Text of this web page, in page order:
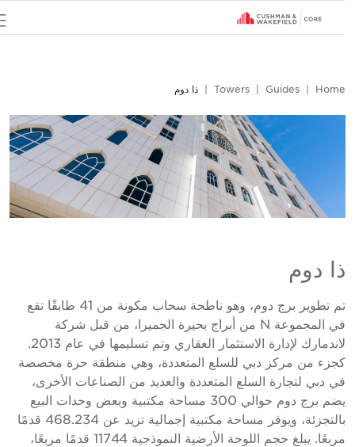
Home
Guides
Towers ذا دوم
ذا دوم
تم تطوير برج دوم، وهو ناطحة سحاب مكونة من 41 طابقًا تقع
في المجموعة N من أبراج بحيرة الجميرا، من قبل شركة
لاندمارك لإدارة الاستثمار العقاري وتم تسليمها في عام 2013.
كجزء من مركز دبي للسلع المتعددة، وهي منطقة حرة مخصصة
في دبي لتجارة السلع المتعددة والعديد من الصناعات الأخرى،
يضم برج دوم حوالي 300 مساحة مكتبية وبعض وحدات البيع
بالتجزئة، ويوفر مساحة مكتبية إجمالية تزيد عن 468.234 قدمًا
مربعًا. يبلغ حجم اللوحة الأرضية النموذجية 11744 قدمًا مربعًا،